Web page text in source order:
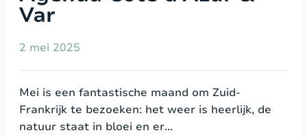
Var
2 mei 2025
Mei is een fantastische maand om Zuid-
Frankrijk te bezoeken: het weer is heerlijk, de
natuur staat in bloei en er...